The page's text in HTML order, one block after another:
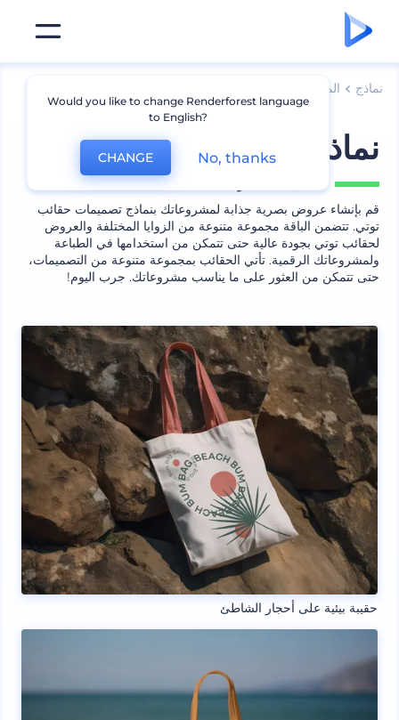
نماذج الملابس
نماذج تصميم حقائق توتي
قم بإنشاء عروض بصرية جذابة لمشروعاتك بنماذج تصميمات حقائب
توتي. تتضمن الباقة مجموعة متنوعة من الزوايا المختلفة والعروض
لحقائب توتي بجودة عالية حتى تتمكن من استخدامها في الطباعة
ولمشروعاتك الرقمية. تأتي الحقائب بمجموعة متنوعة من التصميمات،
حتى تتمكن من العثور على ما يناسب مشروعاتك. جرب اليوم!
حقيبة بيئية على أحجار الشاطئ
Would you like to change Renderforest language
to English?
CHANGE No, thanks